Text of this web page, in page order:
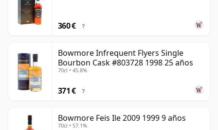
360 € ?
Bowmore Infrequent Flyers Single
Bourbon Cask #803728 1998 25 años
70cl • 45.8%
371 € ?
Bowmore Feis Ile 2009 1999 9 años
70cl • 57.1%